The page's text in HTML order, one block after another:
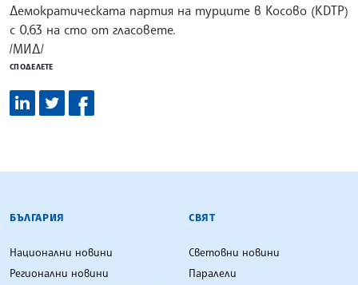
Демократическата партия на турците в Косово (KDTP)
с 0,63 на сто от гласовете.
/МИД/
СПОДЕЛЕТЕ
БЪЛГАРСКА ТЕЛЕГРАФНА АГЕНЦИЯ
БЪЛГАРИЯ
Национални новини
Регионални новини
СВЯТ
Световни новини
Паралели